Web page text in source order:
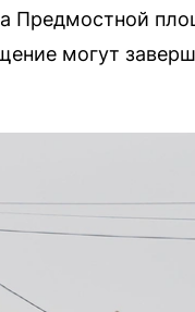
Предмостной
могут